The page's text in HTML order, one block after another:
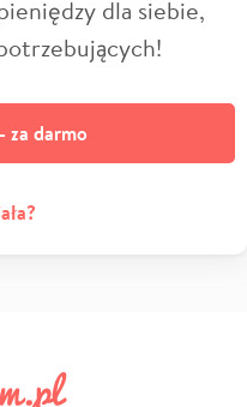
dla siebie,
za darmo